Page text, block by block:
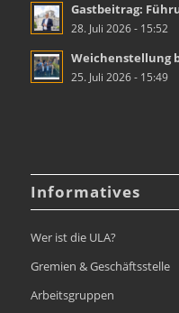
Gastbeitrag:
28. Juli 2026 - 15:52
Weichenstellung
25. Juli 2026 - 15:49
Informatives
Wer ist die ULA?
Gremien & Geschäftsstelle
Arbeitsgruppen